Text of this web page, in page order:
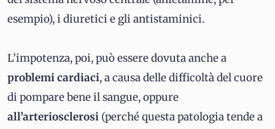
esempio), i diuretici e gli antistaminici.
L’impotenza, poi, può essere dovuta anche a
problemicardiaci, a causa delle difficoltà del cuore
di pompare bene il sangue, oppure
all’arteriosclerosi (perché questa patologia tende a